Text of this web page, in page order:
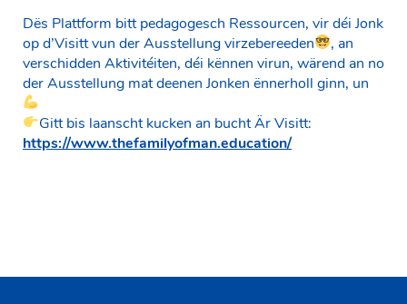
Dës Plattform bitt pedagogesch Ressourcen, vir déi Jonk
op d’Visitt vun der Ausstellung virzebereeden
, an
verschidden Aktivitéiten, déi kënnen virun, wärend an no
der Ausstellung mat deenen Jonken ënnerholl ginn, un
Gitt bis laanscht kucken an bucht Är Visitt:
https://www.thefamilyofman.education/